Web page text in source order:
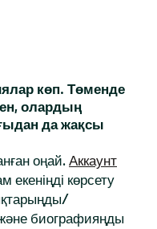
көп. Төменде
олардың
да жақсы
оңай. Аккаунт
көрсету
биографияңды